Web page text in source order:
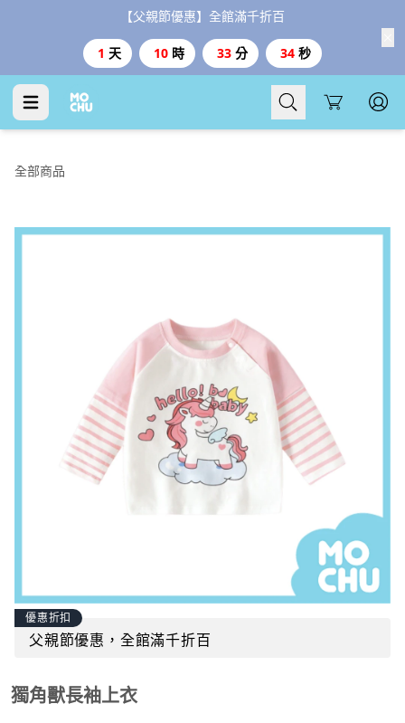
【父親節優惠】全館滿千折百
1 天 10 時 33 分 33 秒
Cart
全部商品
優惠折扣
父親節優惠，全館滿千折百
獨角獸長袖上衣